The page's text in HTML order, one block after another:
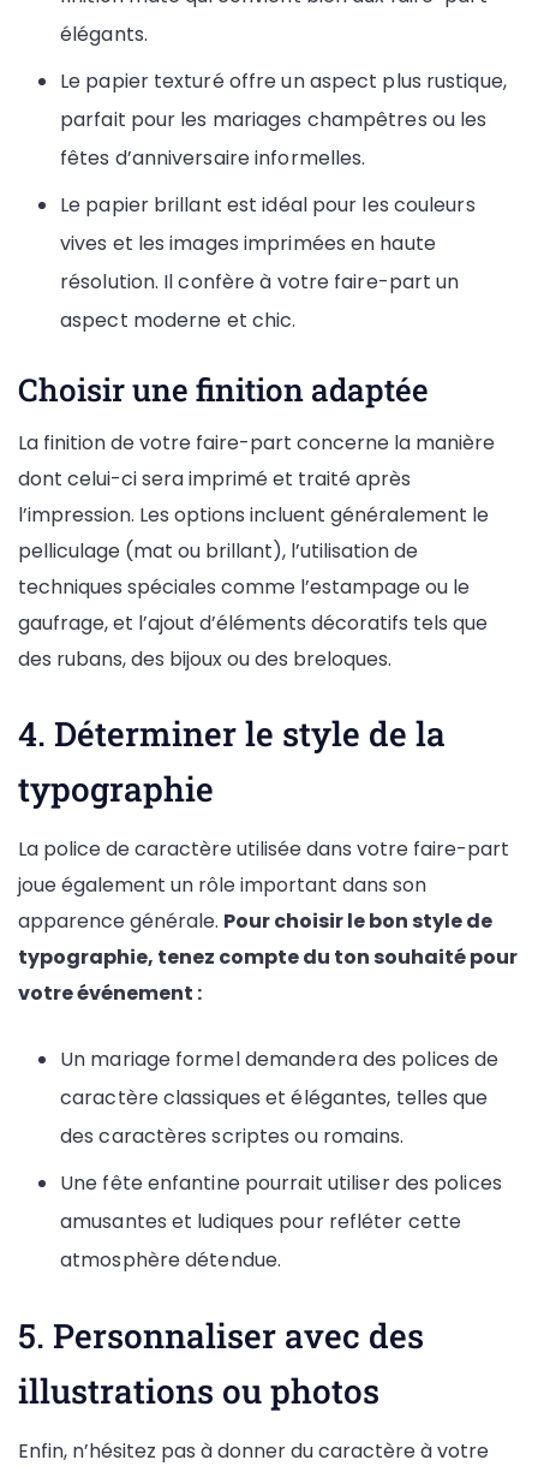
élégants.
Le papier texturé offre un aspect plus rustique,
parfait pour les mariages champêtres ou les
fêtes d’anniversaire informelles.
Le papier brillant est idéal pour les couleurs
vives et les images imprimées en haute
résolution. Il confère à votre faire-part un
aspect moderne et chic.
Choisir une finition adaptée
La finition de votre faire-part concerne la manière
dont celui-ci sera imprimé et traité après
l’impression. Les options incluent généralement le
pelliculage (mat ou brillant), l’utilisation de
techniques spéciales comme l’estampage ou le
gaufrage, et l’ajout d’éléments décoratifs tels que
des rubans, des bijoux ou des breloques.
4. Déterminer le style de la
typographie
La police de caractère utilisée dans votre faire-part
joue également un rôle important dans son
apparence générale. Pour choisir le bon style de
typographie, tenez compte du ton souhaité pour
votre événement :
Un mariage formel demandera des polices de
caractère classiques et élégantes, telles que
des caractères scriptes ou romains.
Une fête enfantine pourrait utiliser des polices
amusantes et ludiques pour refléter cette
atmosphère détendue.
5. Personnaliser avec des
illustrations ou photos
Enfin, n’hésitez pas à donner du caractère à votre